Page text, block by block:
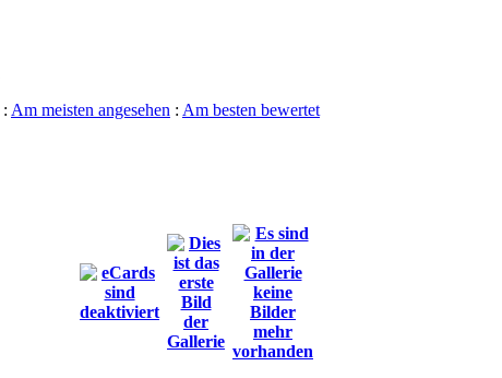
: Am meisten angesehen : Am besten bewertet